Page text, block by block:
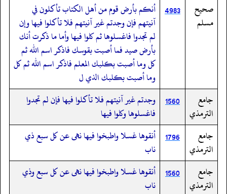
صحيح
مسلم
4983 أنكم بأرض قوم من أهل الكتاب تأكلون في
آنيتهم فإن وجدتم غير آنيتهم فلا تأكلوا فيها وإن
لم تجدوا فاغسلوها ثم كلوا فيها وأما ما ذكرت أنك
بأرض صيد فما أصبت بقوسك فاذكر اسم الله ثم
كل وما أصبت بكلبك المعلم فاذكر اسم الله ثم كل
وما أصبت بكلبك الذي ل
جامع
الترمذي
1560 وجدتم غير آنيتهم فلا تأكلوا فيها فإن لم تجدوا
فاغسلوها وكلوا فيها
جامع
الترمذي
1796 أنقوها غسلا واطبخوا فيها نهى عن كل سبع ذي
ناب
جامع
الترمذي
1560 أنقوها غسلا واطبخوا فيها نهى عن كل سبع وذي
ناب